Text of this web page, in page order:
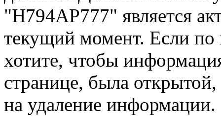
"Н794АР777" является
текущий момент. Если
хотите, чтобы
странице, была открытой,
на удаление информации.